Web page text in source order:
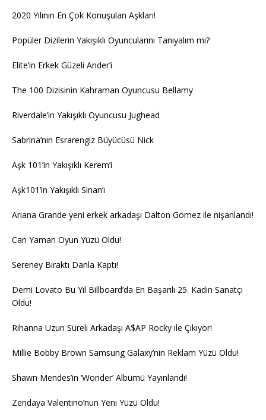
2020 Yılının En Çok Konuşulan Aşkları!
Popüler Dizilerin Yakışıklı Oyuncularını Tanıyalım mı?
Elite’in Erkek Güzeli Ander’i
The 100 Dizisinin Kahraman Oyuncusu Bellamy
Riverdale’in Yakışıklı Oyuncusu Jughead
Sabrina’nın Esrarengiz Büyücüsü Nick
Aşk 101’in Yakışıklı Kerem’i
Aşk101’in Yakışıklı Sinan’ı
Ariana Grande yeni erkek arkadaşı Dalton Gomez ile nişanlandı!
Can Yaman Oyun Yüzü Oldu!
Sereney Bıraktı Danla Kaptı!
Demi Lovato Bu Yıl Billboard’da En Başarılı 25. Kadın Sanatçı
Oldu!
Rihanna Uzun Süreli Arkadaşı A$AP Rocky ile Çıkıyor!
Millie Bobby Brown Samsung Galaxy’nin Reklam Yüzü Oldu!
Shawn Mendes’in ‘Wonder’ Albümü Yayınlandı!
Zendaya Valentino’nun Yeni Yüzü Oldu!